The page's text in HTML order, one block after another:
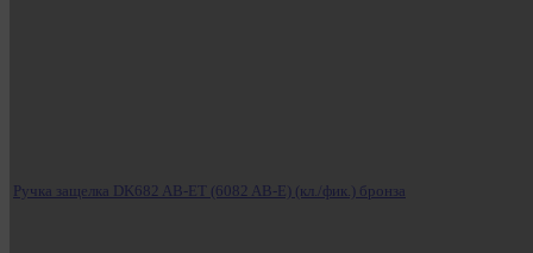
Ручка защелка DK682 AB-ET (6082 AB-E) (кл./фик.) бронза